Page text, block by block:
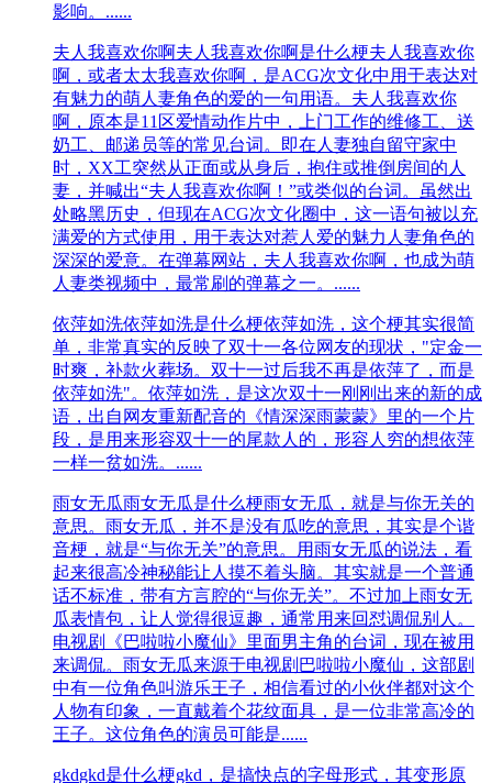
影响。......
夫人我喜欢你啊夫人我喜欢你啊是什么梗夫人我喜欢你
啊，或者太太我喜欢你啊，是ACG次文化中用于表达对
有魅力的萌人妻角色的爱的一句用语。夫人我喜欢你
啊，原本是11区爱情动作片中，上门工作的维修工、送
奶工、邮递员等的常见台词。即在人妻独自留守家中
时，XX工突然从正面或从身后，抱住或推倒房间的人
妻，并喊出“夫人我喜欢你啊！”或类似的台词。虽然出
处略黑历史，但现在ACG次文化圈中，这一语句被以充
满爱的方式使用，用于表达对惹人爱的魅力人妻角色的
深深的爱意。在弹幕网站，夫人我喜欢你啊，也成为萌
人妻类视频中，最常刷的弹幕之一。......
依萍如洗依萍如洗是什么梗依萍如洗，这个梗其实很简
单，非常真实的反映了双十一各位网友的现状，"定金一
时爽，补款火葬场。双十一过后我不再是依萍了，而是
依萍如洗"。依萍如洗，是这次双十一刚刚出来的新的成
语，出自网友重新配音的《情深深雨蒙蒙》里的一个片
段，是用来形容双十一的尾款人的，形容人穷的想依萍
一样一贫如洗。......
雨女无瓜雨女无瓜是什么梗雨女无瓜，就是与你无关的
意思。雨女无瓜，并不是没有瓜吃的意思，其实是个谐
音梗，就是“与你无关”的意思。用雨女无瓜的说法，看
起来很高冷神秘能让人摸不着头脑。其实就是一个普通
话不标准，带有方言腔的“与你无关”。不过加上雨女无
瓜表情包，让人觉得很逗趣，通常用来回怼调侃别人。
电视剧《巴啦啦小魔仙》里面男主角的台词，现在被用
来调侃。雨女无瓜来源于电视剧巴啦啦小魔仙，这部剧
中有一位角色叫游乐王子，相信看过的小伙伴都对这个
人物有印象，一直戴着个花纹面具，是一位非常高冷的
王子。这位角色的演员可能是......
gkdgkd是什么梗gkd，是搞快点的字母形式，其变形原